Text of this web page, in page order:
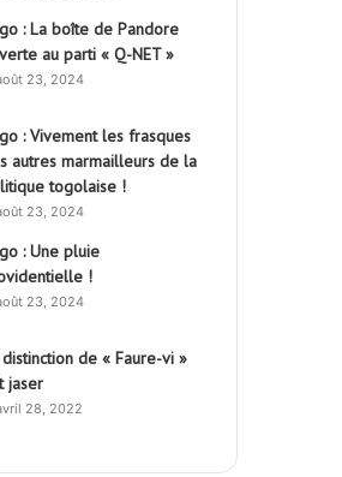
: La boîte de Pandore
au parti « Q-NET »
23, 2024
: Vivement les frasques
autres marmailleurs de la
togolaise !
23, 2024
: Une pluie
!
23, 2024
de « Faure-vi »
jaser
28, 2022